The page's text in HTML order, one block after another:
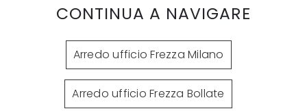
CONTINUA A NAVIGARE
Arredo ufficio Frezza Milano
Arredo ufficio Frezza Bollate